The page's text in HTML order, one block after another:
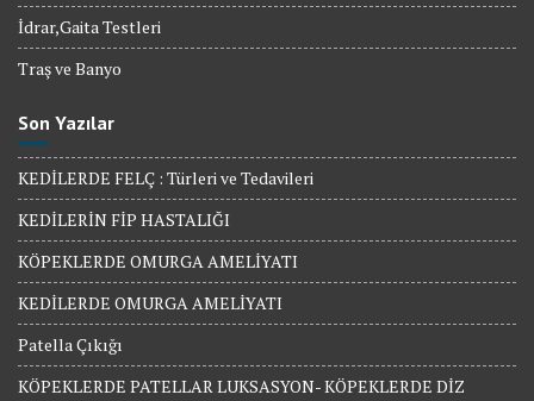
İdrar,Gaita Testleri
Traş ve Banyo
Son Yazılar
KEDİLERDE FELÇ : Türleri ve Tedavileri
KEDİLERİN FİP HASTALIĞI
KÖPEKLERDE OMURGA AMELİYATI
KEDİLERDE OMURGA AMELİYATI
Patella Çıkığı
KÖPEKLERDE PATELLAR LUKSASYON- KÖPEKLERDE DİZ